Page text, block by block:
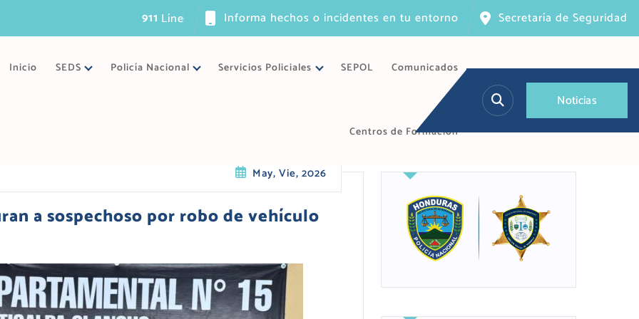
íneaúni Informa hechos o incidentes en tu entorno Secretaría de Seguridad
Inicio SEDS Policía Nacional Servicios Policiales SEPOL Comunicados
Centros de Formación
Noticias
May, Vie, 2026
a sospechoso por robo de vehículo